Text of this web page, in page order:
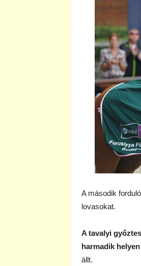
A második
lovasokat.
A tavalyi
harmadik helyen
állt.